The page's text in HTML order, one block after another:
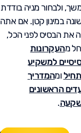
ולבחור מניה בודדת
במינון קטן. אם אתה
את הבסיס לפני הכל,
מהעקרונות
למשקיע
ומהמדריך
הראשונים
.